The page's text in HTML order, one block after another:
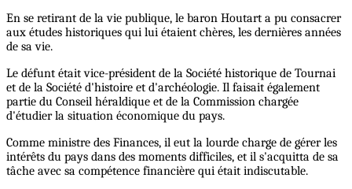
En se retirant de la vie publique, le baron Houtart a pu consacrer
aux études historiques qui lui étaient chères, les dernières années
de sa vie.
Le défunt était vice-président de la Société historique de Tournai
et de la Société d'histoire et d'archéologie. Il faisait également
partie du Conseil héraldique et de la Commission chargée
d'étudier la situation économique du pays.
Comme ministre des Finances, il eut la lourde charge de gérer les
intérêts du pays dans des moments difficiles, et il s'acquitta de sa
tâche avec sa compétence financière qui était indiscutable.